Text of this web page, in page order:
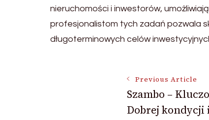
nieruchomości i inwestorów,
profesjonalistom tych zadań pozwala
długoterminowych celów
Previous Article
Szambo –
Dobrej kondycji